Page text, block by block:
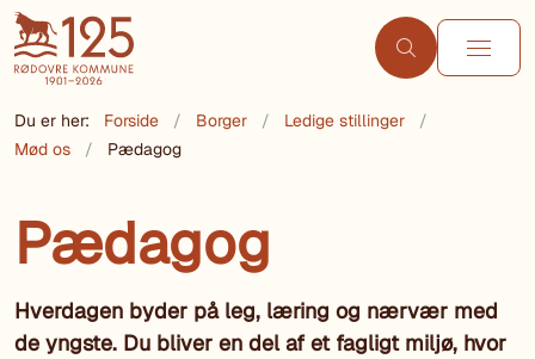
Du er her: Forside Borger
Ledige stillinger
Mød os
Pædagog
Pædagog
Hverdagen byder på leg, læring og nærvær med
de yngste. Du bliver en del af et fagligt miljø, hvor